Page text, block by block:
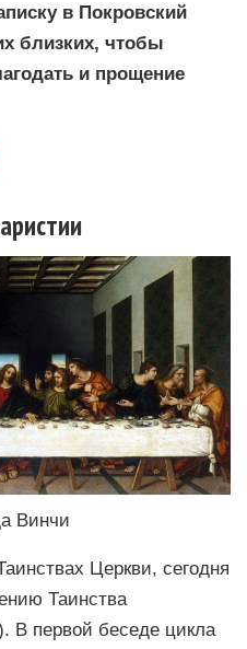
в Покровский
близких, чтобы
и прощение
Винчи
Церкви, сегодня
Таинства
В первой беседе цикла